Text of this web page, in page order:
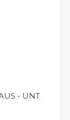
- UNT